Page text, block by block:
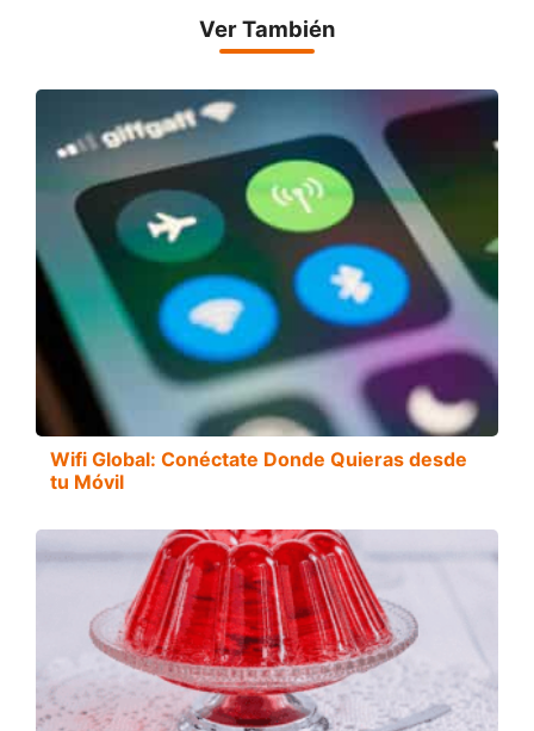
Ver También
Wifi Global: Conéctate Donde Quieras desde
tu Móvil